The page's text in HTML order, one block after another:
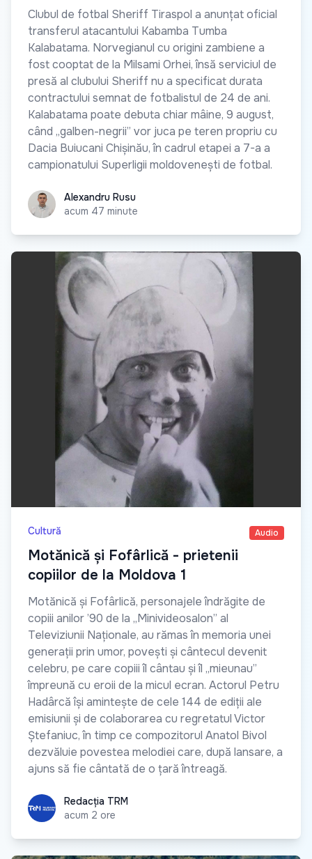
Clubul de fotbal Sheriff Tiraspol a anunțat oficial
transferul atacantului Kabamba Tumba
Kalabatama. Norvegianul cu origini zambiene a
fost cooptat de la Milsami Orhei, însă serviciul de
presă al clubului Sheriff nu a specificat durata
contractului semnat de fotbalistul de 24 de ani.
Kalabatama poate debuta chiar mâine, 9 august,
când „galben-negrii” vor juca pe teren propriu cu
Dacia Buiucani Chișinău, în cadrul etapei a 7-a a
campionatului Superligii moldovenești de fotbal.
Alexandru Rusu
Alexandru Rusu
acum 47 minute
Cultură Audio
Motănică și Fofârlică - prietenii
copiilor de la Moldova 1
Motănică și Fofârlică, personajele îndrăgite de
copiii anilor ’90 de la „Minivideosalon” al
Televiziunii Naționale, au rămas în memoria unei
generații prin umor, povești și cântecul devenit
celebru, pe care copiii îl cântau și îl „mieunau”
împreună cu eroii de la micul ecran. Actorul Petru
Hadârcă își amintește de cele 144 de ediții ale
emisiunii și de colaborarea cu regretatul Victor
Ștefaniuc, în timp ce compozitorul Anatol Bivol
dezvăluie povestea melodiei care, după lansare, a
ajuns să fie cântată de o țară întreagă.
Redacția TRM
Redacția TRM
acum 2 ore